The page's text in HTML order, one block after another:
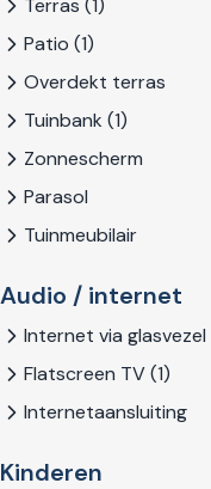
Terras (1)
Patio (1)
Overdekt terras
Tuinbank (1)
Zonnescherm
Parasol
Tuinmeubilair
Audio / internet
Internet via glasvezel
Flatscreen TV (1)
Internetaansluiting
Kinderen